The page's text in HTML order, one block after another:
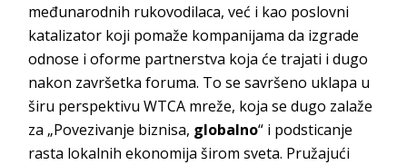
međunarodnih rukovodilaca, već i kao poslovni
katalizator koji pomaže kompanijama da izgrade
odnose i oforme partnerstva koja će trajati i dugo
nakon završetka foruma. To se savršeno uklapa u
širu perspektivu WTCA mreže, koja se dugo zalaže
za „Povezivanje biznisa, globalno“ i podsticanje
rasta lokalnih ekonomija širom sveta. Pružajući